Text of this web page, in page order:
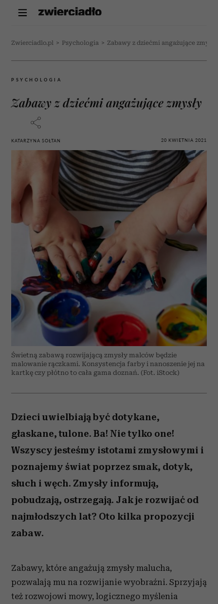
Zwierciadlo.pl > Psychologia > Zabawy z dziećmi angażujące zmysły
PSYCHOLOGIA
Zabawy z dziećmi angażujące zmysły
KATARZYNA SOŁTAN 20 KWIETNIA 2021
Świetną zabawą rozwijającą zmysły malców będzie
malowanie rączkami. Konsystencja farby i nanoszenie jej na
kartkę czy płótno to cała gama doznań. (Fot. iStock)
Dzieci uwielbiają być dotykane,
głaskane, tulone. Ba! Nie tylko one!
Wszyscy jesteśmy istotami zmysłowymi i
poznajemy świat poprzez smak, dotyk,
słuch i węch. Zmysły informują,
pobudzają, ostrzegają. Jak je rozwijać od
najmłodszych lat? Oto kilka propozycji
zabaw.
Zabawy, które angażują zmysły malucha,
pozwalają mu na rozwijanie wyobraźni. Sprzyjają
też rozwojowi mowy, logicznego myślenia